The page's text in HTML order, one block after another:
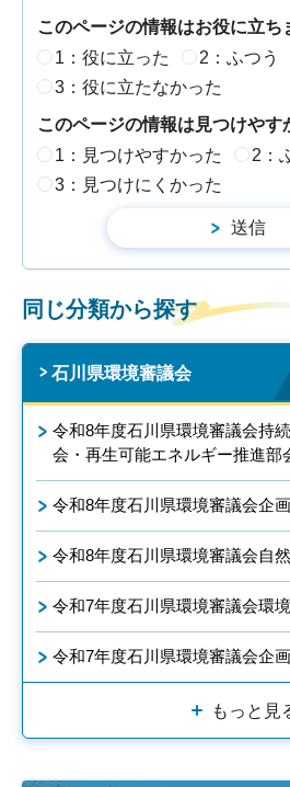
このページの情報はお役に立ち
1：役に立った
2：ふつう
3：役に立たなかった
このページの情報は見つけやす
1：見つけやすかった
2：
3：見つけにくかった
同じ分類から探す
石川県環境審議会
令和8年度石川県環境審議会持
会・再生可能エネルギー推進部
令和8年度石川県環境審議会企
令和8年度石川県環境審議会自
令和7年度石川県環境審議会環
令和7年度石川県環境審議会企
もっと見